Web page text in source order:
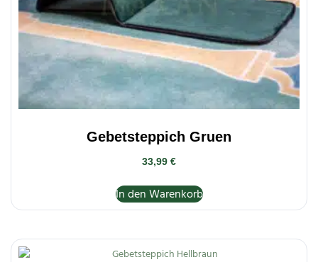
Gebetsteppich Gruen
33,99 €
In den Warenkorb